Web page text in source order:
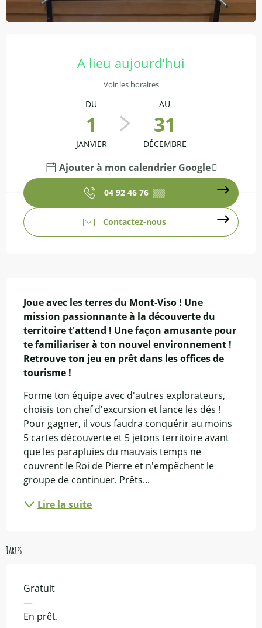
A lieu aujourd'hui
Voir les horaires
DU
1
JANVIER
AU
31
DÉCEMBRE
Ajouter à mon calendrier Google
04 92 46 76 ▒▒
Contactez-nous
Joue avec les terres du Mont-Viso ! Une
mission passionnante à la découverte du
territoire t'attend ! Une façon amusante pour
te familiariser à ton nouvel environnement !
Retrouve ton jeu en prêt dans les offices de
tourisme !
Forme ton équipe avec d'autres explorateurs,
choisis ton chef d'excursion et lance les dés !
Pour gagner, il vous faudra conquérir au moins
5 cartes découverte et 5 jetons territoire avant
que les parapluies du mauvais temps ne
couvrent le Roi de Pierre et n'empêchent le
groupe de continuer. Prêts...
Lire la suite
Tarifs
Gratuit
—
En prêt.